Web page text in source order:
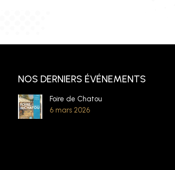
NOS DERNIERS ÉVÉNEMENTS
Foire de Chatou
6 mars 2026